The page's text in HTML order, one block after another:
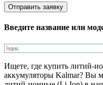
Введите название или
Ищете, где купить литий-
аккумуляторы Kalmar? Вы